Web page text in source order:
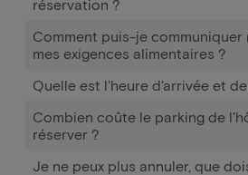
réservation ?
Comment puis-je communiquer
mes exigences alimentaires ?
Quelle est l'heure d'arrivée et
Combien coûte le parking de
réserver ?
Je ne peux plus annuler, que